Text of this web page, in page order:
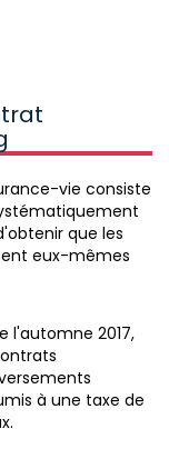
vie consiste
que les
eux-mêmes
l'automne 2017,
à une taxe de